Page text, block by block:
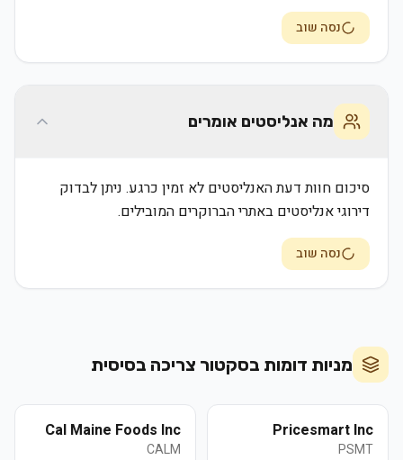
נסה שוב
מה אנליסטים אומרים
סיכום חוות דעת האנליסטים לא זמין כרגע. ניתן לבדוק
דירוגי אנליסטים באתרי הברוקרים המובילים.
נסה שוב
מניות דומות בסקטור צריכה בסיסית
Pricesmart Inc
PSMT
Cal Maine Foods Inc
CALM